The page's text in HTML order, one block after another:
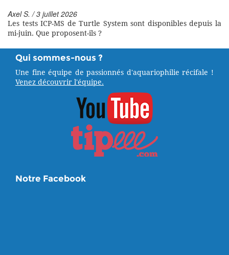
Axel S. / 3 juillet 2026
Les tests ICP-MS de Turtle System sont disponibles depuis la
mi-juin. Que proposent-ils ?
Qui sommes-nous ?
Une fine équipe de passionnés d'aquariophilie récifale !
Venez découvrir l'équipe.
Notre Facebook